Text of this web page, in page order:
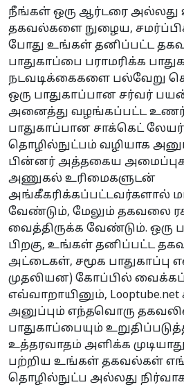
நீங்கள் ஒரு ஆர்டரை அல்லது
தகவல்களை நுழைய,
போது உங்கள் தனிப்பட்ட
பாதுகாப்பை பராமரிக்க
நடவடிக்கைகளை பல்வேறு
ஒரு பாதுகாப்பான சர்வர்
அனைத்து வழங்கப்பட்ட
பாதுகாப்பான சாக்கெட் லேயர்
தொழில்நுட்பம் வழியாக
பின்னர் அத்தகைய
அணுகல் உரிமைகளுடன்
அங்கீகரிக்கப்பட்டவர்களால்
வேண்டும், மேலும் தகவலை
வைத்திருக்க வேண்டும். ஒரு
பிறகு, உங்கள் தனிப்பட்ட
அட்டைகள், சமூக பாதுகாப்பு
முதலியன) கோப்பில்
எவ்வாறாயினும்,
அனுப்பும் எந்தவொரு
பாதுகாப்பையும்
உத்தரவாதம் அளிக்க
பற்றிய உங்கள் தகவல்கள்
தொழில்நுட்ப அல்லது நிர்வாக